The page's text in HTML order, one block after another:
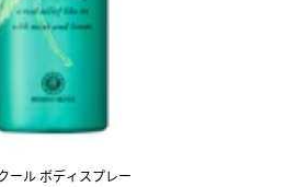
ール ボディスプレー